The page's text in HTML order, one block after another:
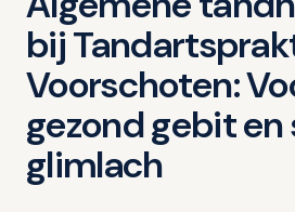
bij
Voorschoten:
gezond gebit
glimlach